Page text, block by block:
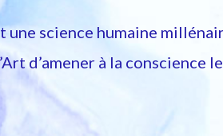
une science humaine
d’amener à la conscience